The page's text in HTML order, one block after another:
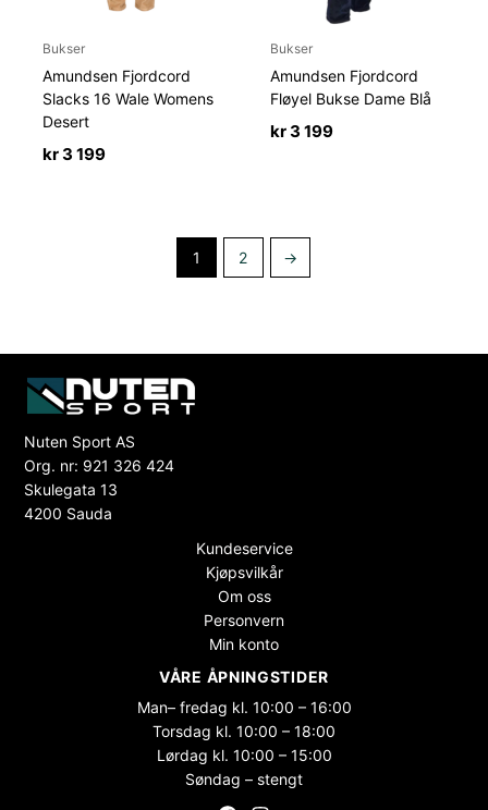
Bukser
Amundsen Fjordcord
Slacks 16 Wale Womens
Desert
kr3 199
Bukser
Amundsen Fjordcord
Fløyel Bukse Dame Blå
kr3 199
1 2 →
Nuten Sport AS
Org. nr: 921 326 424
Skulegata 13
4200 Sauda
Kundeservice
Kjøpsvilkår
Om oss
Personvern
Min konto
VÅRE ÅPNINGSTIDER
Man– fredag kl. 10:00 – 16:00
Torsdag kl. 10:00 – 18:00
Lørdag kl. 10:00 – 15:00
Søndag – stengt